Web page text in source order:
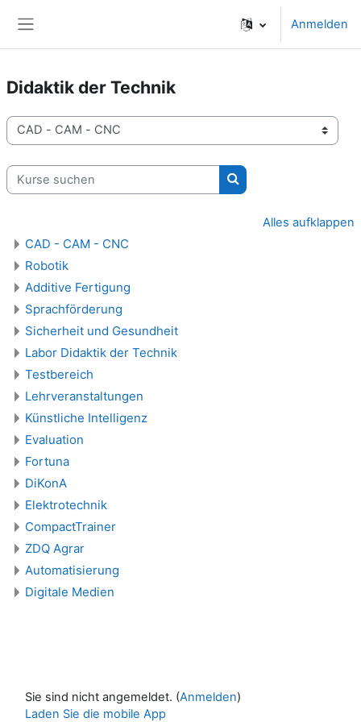
Anmelden
Didaktik der Technik
Kursbereiche
Kurse suchen
Kurse suchen
Alles aufklappen
CAD - CAM - CNC
Robotik
Additive Fertigung
Sprachförderung
Sicherheit und Gesundheit
Labor Didaktik der Technik
Testbereich
Lehrveranstaltungen
Künstliche Intelligenz
Evaluation
Fortuna
DiKonA
Elektrotechnik
CompactTrainer
ZDQ Agrar
Automatisierung
Digitale Medien
Sie sind nicht angemeldet. (Anmelden)
Laden Sie die mobile App